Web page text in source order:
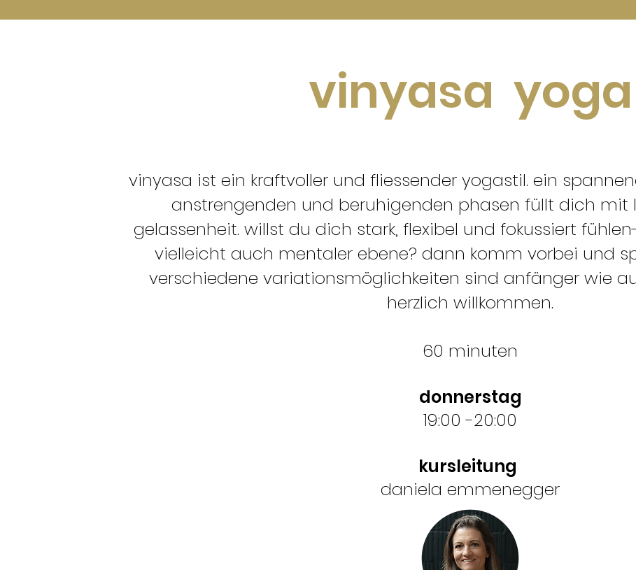
vinyasa yoga
vinyasa ist ein kraftvoller und fliessender yogastil. ein
anstrengenden und beruhigenden phasen füllt dich mit
gelassenheit. willst du dich stark, flexibel und fokussiert
vielleicht auch mentaler ebene? dann komm vorbei und
verschiedene variationsmöglichkeiten sind anfänger wie
herzlich willkommen.
60 minuten
donnerstag
19:00-20:00
kursleitung
daniela emmenegger